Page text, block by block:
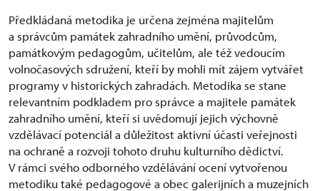
Předkládaná metodika je určena zejména majitelům
a správcům památek zahradního umění, průvodcům,
památkovým pedagogům, učitelům, ale též vedoucím
volnočasových sdružení, kteří by mohli mít zájem vytvářet
programy v historických zahradách. Metodika se stane
relevantním podkladem pro správce a majitele památek
zahradního umění, kteří si uvědomují jejich výchovně
vzdělávací potenciál a důležitost aktivní účasti veřejnosti
na ochraně a rozvoji tohoto druhu kulturního dědictví.
V rámci svého odborného vzdělávání ocení vytvořenou
metodiku také pedagogové a obec galerijních a muzejních